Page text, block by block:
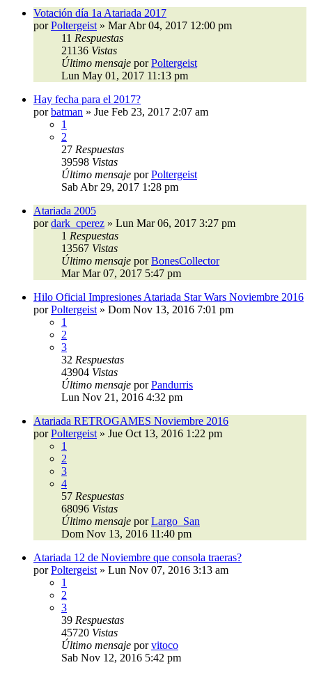
Votación día 1a Atariada 2017
porPoltergeist » Mar Abr 04, 2017 12:00 pm
11 Respuestas
21136 Vistas
Último mensaje porPoltergeist
Lun May 01, 2017 11:13 pm
Hay fecha para el 2017?
porbatman » Jue Feb 23, 2017 2:07 am
1
2
27 Respuestas
39598 Vistas
Último mensaje porPoltergeist
Sab Abr 29, 2017 1:28 pm
Atariada 2005
pordark_cperez » Lun Mar 06, 2017 3:27 pm
1 Respuestas
13567 Vistas
Último mensaje porBonesCollector
Mar Mar 07, 2017 5:47 pm
Hilo Oficial Impresiones Atariada Star Wars Noviembre 2016
porPoltergeist » Dom Nov 13, 2016 7:01 pm
1
2
3
32 Respuestas
43904 Vistas
Último mensaje porPandurris
Lun Nov 21, 2016 4:32 pm
Atariada RETROGAMES Noviembre 2016
porPoltergeist » Jue Oct 13, 2016 1:22 pm
1
2
3
4
57 Respuestas
68096 Vistas
Último mensaje porLargo_San
Dom Nov 13, 2016 11:40 pm
Atariada 12 de Noviembre que consola traeras?
porPoltergeist » Lun Nov 07, 2016 3:13 am
1
2
3
39 Respuestas
45720 Vistas
Último mensaje porvitoco
Sab Nov 12, 2016 5:42 pm